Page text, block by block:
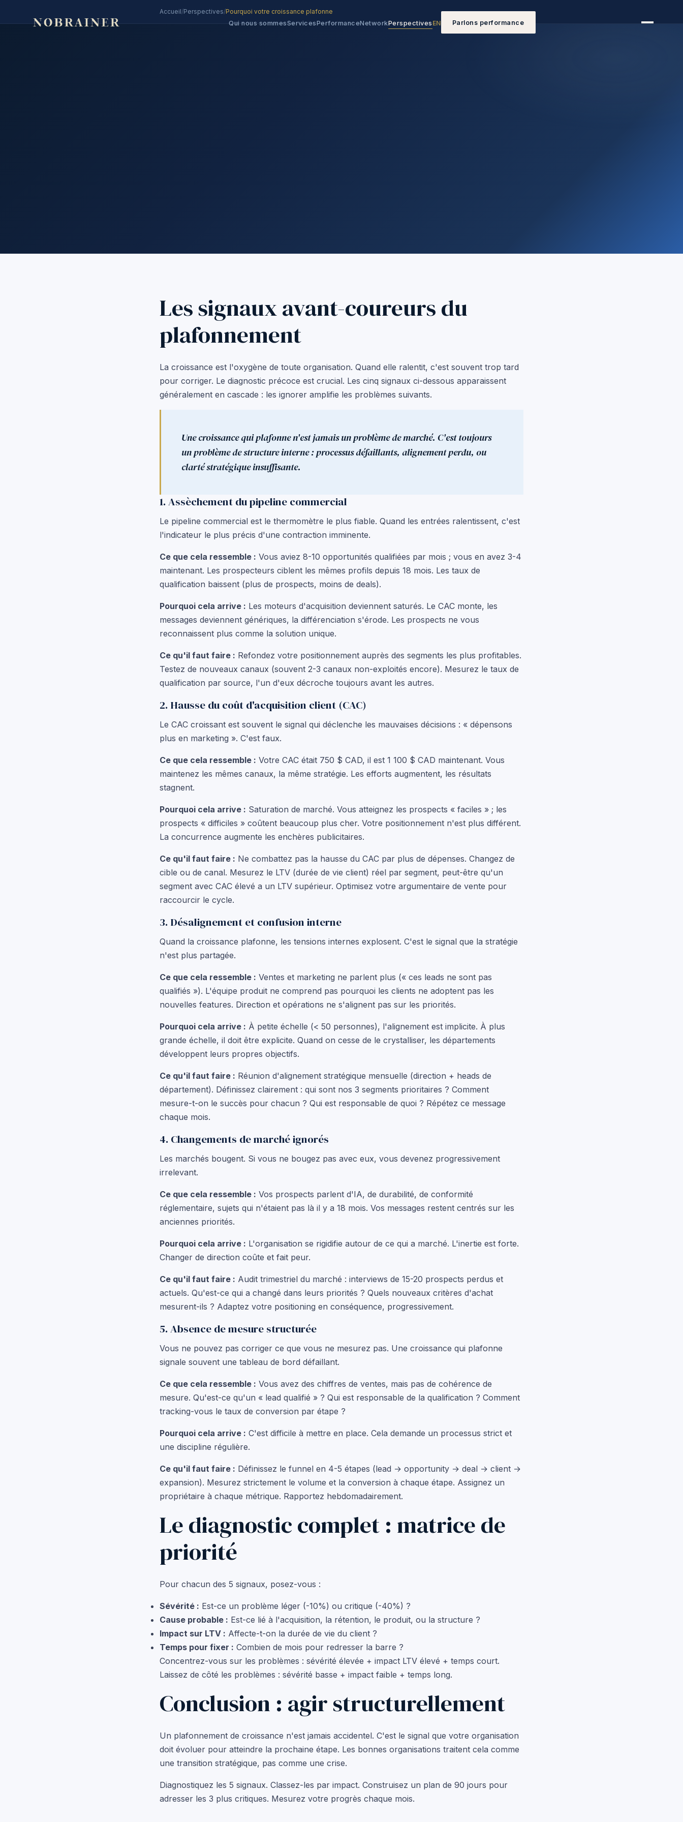
Qui nous sommesServicesPerformanceNetworkPerspectives EN Parlons performance
Accueil/Perspectives/Pourquoi votre croissance plafonne
Les signaux avant-coureurs du
plafonnement
La croissance est l'oxygène de toute organisation. Quand elle ralentit, c'est souvent trop tard
pour corriger. Le diagnostic précoce est crucial. Les cinq signaux ci-dessous apparaissent
généralement en cascade : les ignorer amplifie les problèmes suivants.
Une croissance qui plafonne n'est jamais un problème de marché. C'est toujours
un problème de structure interne : processus défaillants, alignement perdu, ou
clarté stratégique insuffisante.
1. Assèchement du pipeline commercial
Le pipeline commercial est le thermomètre le plus fiable. Quand les entrées ralentissent, c'est
l'indicateur le plus précis d'une contraction imminente.
Ce que cela ressemble : Vous aviez 8-10 opportunités qualifiées par mois ; vous en avez 3-4
maintenant. Les prospecteurs ciblent les mêmes profils depuis 18 mois. Les taux de
qualification baissent (plus de prospects, moins de deals).
Pourquoi cela arrive : Les moteurs d'acquisition deviennent saturés. Le CAC monte, les
messages deviennent génériques, la différenciation s'érode. Les prospects ne vous
reconnaissent plus comme la solution unique.
Ce qu'il faut faire : Refondez votre positionnement auprès des segments les plus profitables.
Testez de nouveaux canaux (souvent 2-3 canaux non-exploités encore). Mesurez le taux de
qualification par source, l'un d'eux décroche toujours avant les autres.
2. Hausse du coût d'acquisition client (CAC)
Le CAC croissant est souvent le signal qui déclenche les mauvaises décisions : « dépensons
plus en marketing ». C'est faux.
Ce que cela ressemble : Votre CAC était 750 $ CAD, il est 1 100 $ CAD maintenant. Vous
maintenez les mêmes canaux, la même stratégie. Les efforts augmentent, les résultats
stagnent.
Pourquoi cela arrive : Saturation de marché. Vous atteignez les prospects « faciles » ; les
prospects « difficiles » coûtent beaucoup plus cher. Votre positionnement n'est plus différent.
La concurrence augmente les enchères publicitaires.
Ce qu'il faut faire : Ne combattez pas la hausse du CAC par plus de dépenses. Changez de
cible ou de canal. Mesurez le LTV (durée de vie client) réel par segment, peut-être qu'un
segment avec CAC élevé a un LTV supérieur. Optimisez votre argumentaire de vente pour
raccourcir le cycle.
3. Désalignement et confusion interne
Quand la croissance plafonne, les tensions internes explosent. C'est le signal que la stratégie
n'est plus partagée.
Ce que cela ressemble : Ventes et marketing ne parlent plus (« ces leads ne sont pas
qualifiés »). L'équipe produit ne comprend pas pourquoi les clients ne adoptent pas les
nouvelles features. Direction et opérations ne s'alignent pas sur les priorités.
Pourquoi cela arrive : À petite échelle (< 50 personnes), l'alignement est implicite. À plus
grande échelle, il doit être explicite. Quand on cesse de le crystalliser, les départements
développent leurs propres objectifs.
Ce qu'il faut faire : Réunion d'alignement stratégique mensuelle (direction + heads de
département). Définissez clairement : qui sont nos 3 segments prioritaires ? Comment
mesure-t-on le succès pour chacun ? Qui est responsable de quoi ? Répétez ce message
chaque mois.
4. Changements de marché ignorés
Les marchés bougent. Si vous ne bougez pas avec eux, vous devenez progressivement
irrelevant.
Ce que cela ressemble : Vos prospects parlent d'IA, de durabilité, de conformité
réglementaire, sujets qui n'étaient pas là il y a 18 mois. Vos messages restent centrés sur les
anciennes priorités.
Pourquoi cela arrive : L'organisation se rigidifie autour de ce qui a marché. L'inertie est forte.
Changer de direction coûte et fait peur.
Ce qu'il faut faire : Audit trimestriel du marché : interviews de 15-20 prospects perdus et
actuels. Qu'est-ce qui a changé dans leurs priorités ? Quels nouveaux critères d'achat
mesurent-ils ? Adaptez votre positioning en conséquence, progressivement.
5. Absence de mesure structurée
Vous ne pouvez pas corriger ce que vous ne mesurez pas. Une croissance qui plafonne
signale souvent une tableau de bord défaillant.
Ce que cela ressemble : Vous avez des chiffres de ventes, mais pas de cohérence de
mesure. Qu'est-ce qu'un « lead qualifié » ? Qui est responsable de la qualification ? Comment
tracking-vous le taux de conversion par étape ?
Pourquoi cela arrive : C'est difficile à mettre en place. Cela demande un processus strict et
une discipline régulière.
Ce qu'il faut faire : Définissez le funnel en 4-5 étapes (lead → opportunity → deal → client →
expansion). Mesurez strictement le volume et la conversion à chaque étape. Assignez un
propriétaire à chaque métrique. Rapportez hebdomadairement.
Le diagnostic complet : matrice de
priorité
Pour chacun des 5 signaux, posez-vous :
Sévérité : Est-ce un problème léger (-10%) ou critique (-40%) ?
Cause probable : Est-ce lié à l'acquisition, la rétention, le produit, ou la structure ?
Impact sur LTV : Affecte-t-on la durée de vie du client ?
Temps pour fixer : Combien de mois pour redresser la barre ?
Concentrez-vous sur les problèmes : sévérité élevée + impact LTV élevé + temps court.
Laissez de côté les problèmes : sévérité basse + impact faible + temps long.
Conclusion : agir structurellement
Un plafonnement de croissance n'est jamais accidentel. C'est le signal que votre organisation
doit évoluer pour atteindre la prochaine étape. Les bonnes organisations traitent cela comme
une transition stratégique, pas comme une crise.
Diagnostiquez les 5 signaux. Classez-les par impact. Construisez un plan de 90 jours pour
adresser les 3 plus critiques. Mesurez votre progrès chaque mois.